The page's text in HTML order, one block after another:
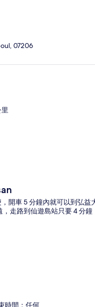
07206
開車 5 分鐘內就可以到弘
走路到仙遊島站只要 4 分鐘
時間：任何